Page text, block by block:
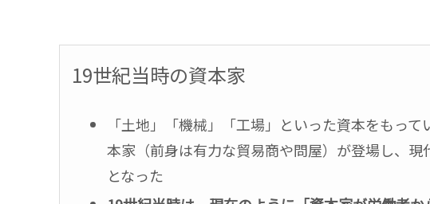
19世紀当時の資本家
「土地」「機械」「工場」といった資本をもっ
本家（前身は有力な貿易商や問屋）が登場し、
となった